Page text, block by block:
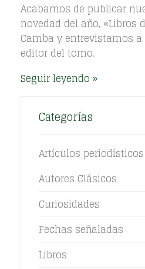
Acabamos de publicar
novedad del año, «Libros
Camba y entrevistamos a
editor del tomo.
Seguir leyendo
Categorías
Artículos periodísticos
Autores Clásicos
Curiosidades
Fechas señaladas
Libros